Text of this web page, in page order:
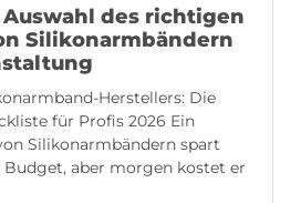
des richtigen
Silikonarmbändern
Herstellers: Die
für Profis 2026 Ein
Silikonarmbändern spart
aber morgen kostet er